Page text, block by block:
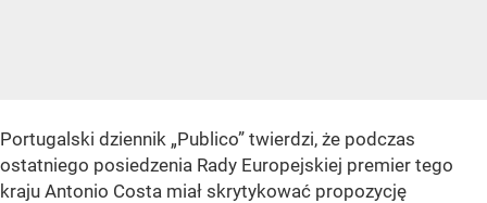
Portugalski dziennik „Publico” twierdzi, że podczas
ostatniego posiedzenia Rady Europejskiej premier tego
kraju Antonio Costa miał skrytykować propozycję